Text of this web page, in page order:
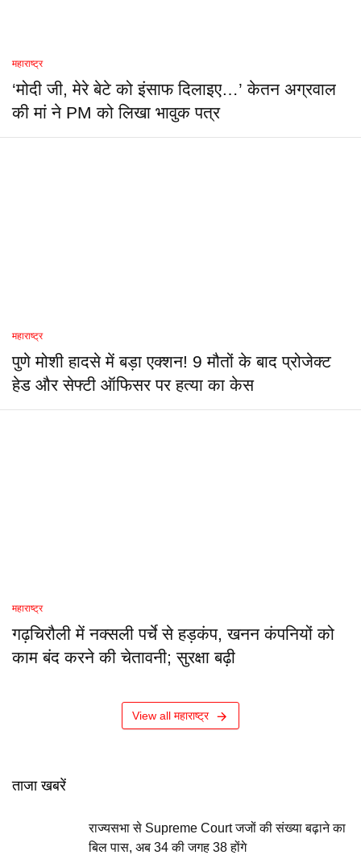
महाराष्ट्र
‘मोदी जी, मेरे बेटे को इंसाफ दिलाइए…’ केतन अग्रवाल
की मां ने PM को लिखा भावुक पत्र
महाराष्ट्र
पुणे मोशी हादसे में बड़ा एक्शन! 9 मौतों के बाद प्रोजेक्ट
हेड और सेफ्टी ऑफिसर पर हत्या का केस
महाराष्ट्र
गढ़चिरौली में नक्सली पर्चे से हड़कंप, खनन कंपनियों को
काम बंद करने की चेतावनी; सुरक्षा बढ़ी
View all महाराष्ट्र
ताजा खबरें
राज्यसभा से Supreme Court जजों की संख्या बढ़ाने का
बिल पास, अब 34 की जगह 38 होंगे